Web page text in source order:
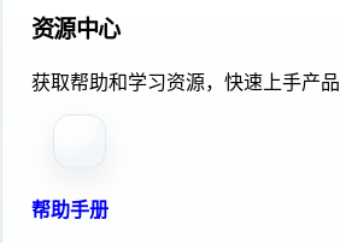
资源中心
获取帮助和学习资源，快速上手产品
帮助手册